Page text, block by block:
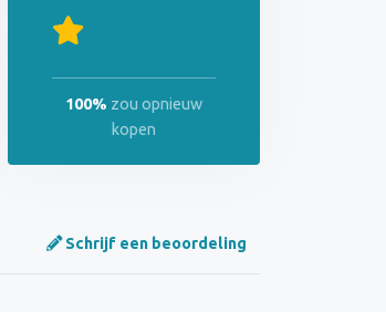
100% zou opnieuw
kopen
Schrijf een beoordeling